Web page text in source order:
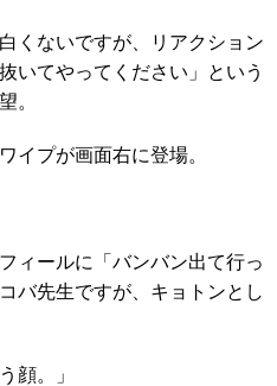
くないですが、リアクション
いてやってください」という
。
イプが画面右に登場。
ィールに「バンバン出て行っ
バ先生ですが、キョトンとし
顔。」